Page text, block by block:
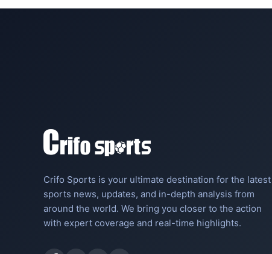
Crifo Sports is your ultimate destination for the latest
sports news, updates, and in-depth analysis from
around the world. We bring you closer to the action
with expert coverage and real-time highlights.